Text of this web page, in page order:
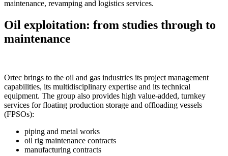
maintenance, revamping and logistics services.
Oil exploitation: from studies through to
maintenance
Ortec brings to the oil and gas industries its project management
capabilities, its multidisciplinary expertise and its technical
equipment. The group also provides high value-added, turnkey
services for floating production storage and offloading vessels
(FPSOs):
piping and metal works
oil rig maintenance contracts
manufacturing contracts